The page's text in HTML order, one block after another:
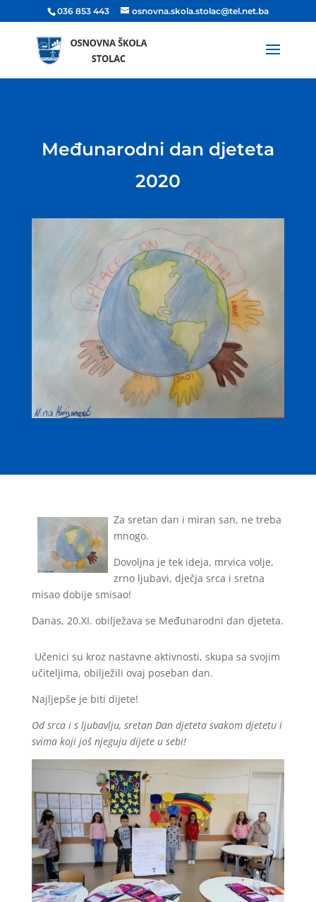
036 853 443 osnovna.skola.stolac@tel.net.ba
Međunarodni dan djeteta
2020
Za sretan dan i miran san, ne treba
mnogo.
Dovoljna je tek ideja, mrvica volje,
zrno ljubavi, dječja srca i sretna
misao dobije smisao!
Danas, 20.XI. obilježava se Međunarodni dan djeteta.
Učenici su kroz nastavne aktivnosti, skupa sa svojim
učiteljima, obilježili ovaj poseban dan.
Najljepše je biti dijete!
Od srca i s ljubavlju, sretan Dan djeteta svakom djetetu i
svima koji još njeguju dijete u sebi!